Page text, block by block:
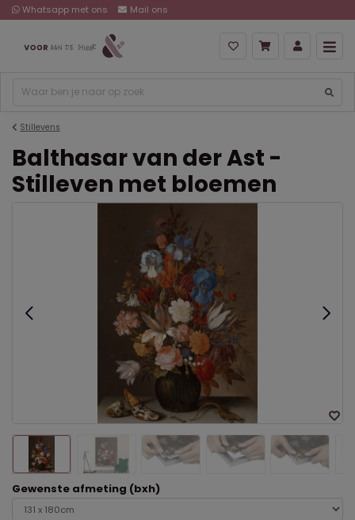
Whatsapp met ons Mail ons
Stillevens
Balthasar van der Ast -
Stilleven met bloemen
Gewenste afmeting (bxh)